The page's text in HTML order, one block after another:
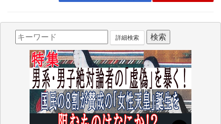
詳細検索